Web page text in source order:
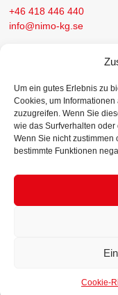
Um ein gutes Erlebnis zu
Cookies, um
zuzugreifen. Wenn Sie
wie das Surfverhalten
Wenn Sie nicht zustimmen
bestimmte Funktionen
Cookie-
+46 418 446 440
info@nimo-kg.se
Die Nimo-KG entwickelt
bekannten Marke in der
Jedes Jahr werden mehr